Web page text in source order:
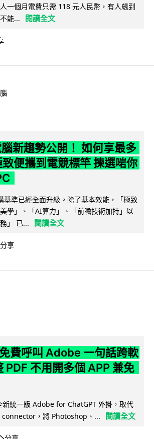
一個月電費只需 118 元人民幣，有人飆到
能...
閱讀全文
新趨勢公開！ 如何享最多
便攜到電競標竿 揀選啱你
基準已經全面升級。除了基本效能，「極致
學」、「AI算力」、「前瞻技術加持」以
」 已...
閱讀全文
分享
費呼叫 Adobe 一句話跨軟
PDF 不用開多個 APP 兼免
統一版 Adobe for ChatGPT 外掛，取代
connector，將 Photoshop、...
閱讀全文